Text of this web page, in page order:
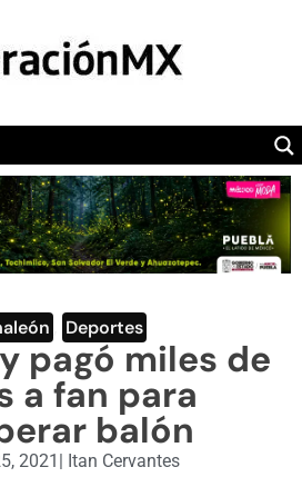
POLÍTICA
CAMALEÓN
OPINIÓN
DEPORTES
SECTION
VIDEOS
Deportes
pagó miles de
a fan para
balón
2021 | Itan Cervantes